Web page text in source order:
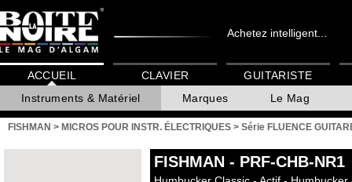
Achetez intelligent...
ACCUEIL
Instruments & Matériel
Marques Le Mag
CLAVIER GUITARISTE
FISHMAN > MICROS POUR INSTR. ÉLECTRIQUES > Série FLUENCE
FISHMAN - PRF-CHB-NR1